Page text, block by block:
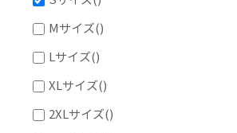
Mサイズ()
Lサイズ()
XLサイズ()
2XLサイズ()